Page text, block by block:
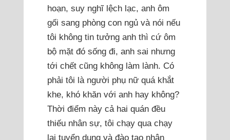
hoạn, suy nghĩ lệch lạc, anh ôm
gối sang phòng con ngủ và nói nếu
tôi không tin tưởng anh thì cứ ôm
bộ mặt đó sống đi, anh sai nhưng
tới chết cũng không làm lành. Có
phải tôi là người phụ nữ quá khắt
khe, khó khăn với anh hay không?
Thời điểm này cả hai quán đều
thiếu nhân sự, tôi chạy qua chạy
lại tuyển dụng và đào tạo nhân